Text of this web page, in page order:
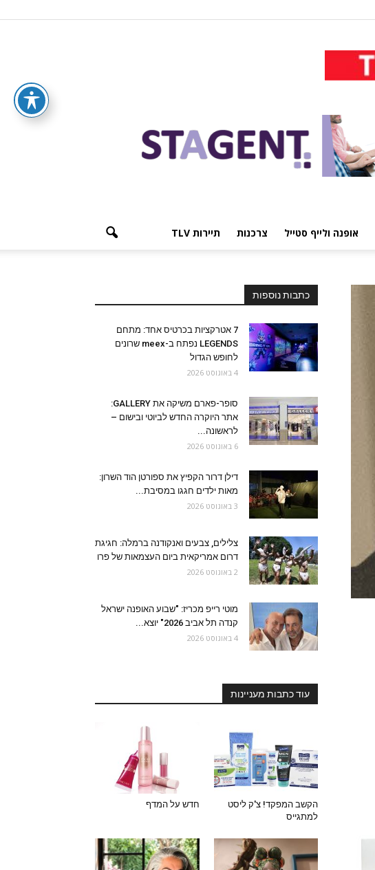
אופנה ולייף סטייל צרכנות תיירות TLV
כתבות נוספות
7 אטרקציות בכרטיס אחד: מתחם
LEGENDS נפתח ב-meex שרונים
לחופש הגדול
4 באוגוסט 2026
סופר-פארם משיקה את GALLERY:
אתר היוקרה החדש לביוטי ובישום –
לראשונה...
6 באוגוסט 2026
דילן דרור הקפיץ את ספורטן הוד השרון:
מאות ילדים חגגו במסיבת...
3 באוגוסט 2026
צלילים, צבעים ואנקודנה ברמלה: חגיגת
דרום אמריקאית ביום העצמאות של פרו
2 באוגוסט 2026
מוטי רייפ מכריז: "שבוע האופנה ישראל
קנדה תל אביב 2026" יוצא...
4 באוגוסט 2026
עוד כתבות מעניינות
הקשב המפקד! צ'ק ליסט
למתגייס
חדש על המדף